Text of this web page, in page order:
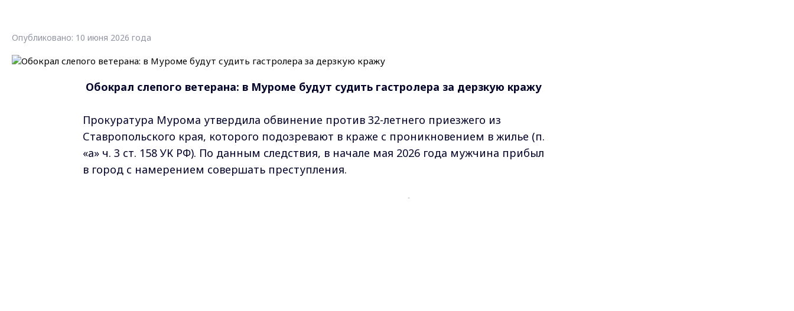
Опубликовано: 10 июня 2026 года
Обокрал слепого ветерана: в Муроме будут судить гастролера за дерзкую кражу
Прокуратура Мурома утвердила обвинение против 32-летнего приезжего из
Ставропольского края, которого подозревают в краже с проникновением в жилье (п.
«а» ч. 3 ст. 158 УК РФ). По данным следствия, в начале мая 2026 года мужчина прибыл
в город с намерением совершать преступления.
Он зашел в квартиру 87-летнего слепого пенсионера — «ребенка войны», —